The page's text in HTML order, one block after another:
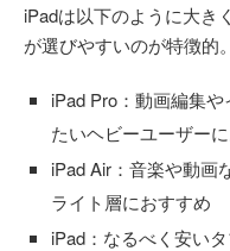
iPadは以下のように大き
が選びやすいのが特徴的。
iPad Pro：動画編集
たいヘビーユーザー
iPad Air：音楽や動画
ライト層におすすめ
iPad：なるべく安い